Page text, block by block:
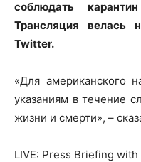
соблюдать
Трансляция велась
Twitter.
«Для американского
указаниям в течение
жизни и смерти», –
LIVE: Press Briefing